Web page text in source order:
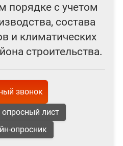
порядке с учетом
состава
и климатических
строительства.
звонок
опросный лист
опросник